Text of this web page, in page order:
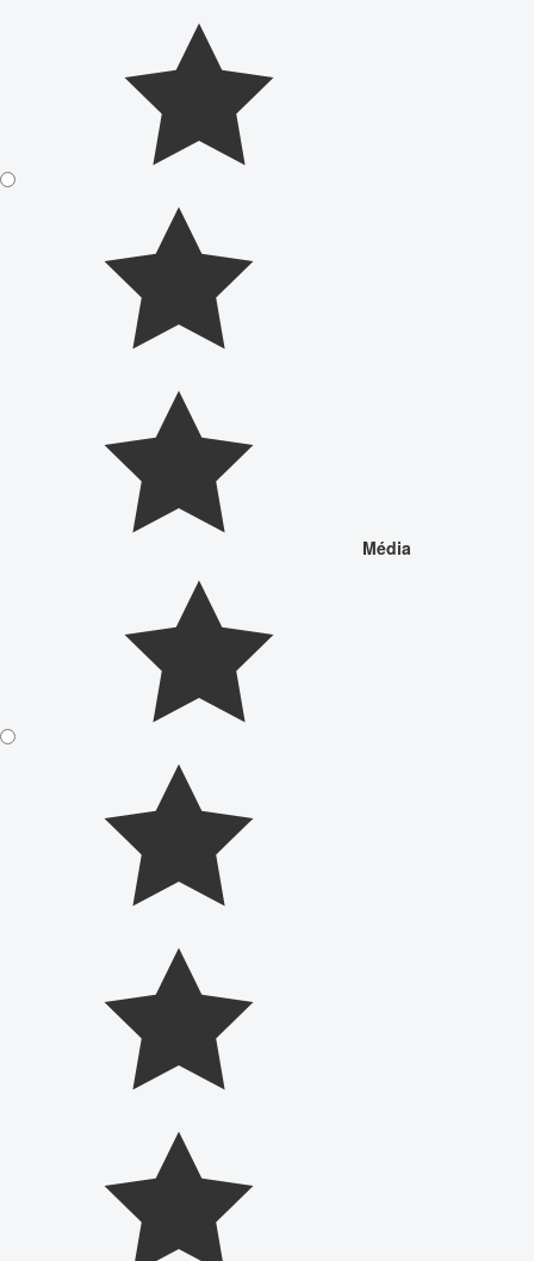
Média